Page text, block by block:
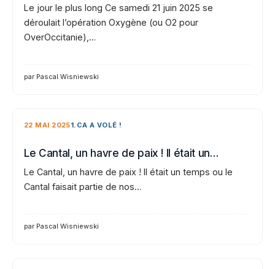
Le jour le plus long Ce samedi 21 juin 2025 se
déroulait l’opération Oxygène (ou O2 pour
OverOccitanie),…
par Pascal Wisniewski
22 MAI 20251.CA A VOLÉ !
Le Cantal, un havre de paix ! Il était un…
Le Cantal, un havre de paix ! Il était un temps ou le
Cantal faisait partie de nos…
par Pascal Wisniewski